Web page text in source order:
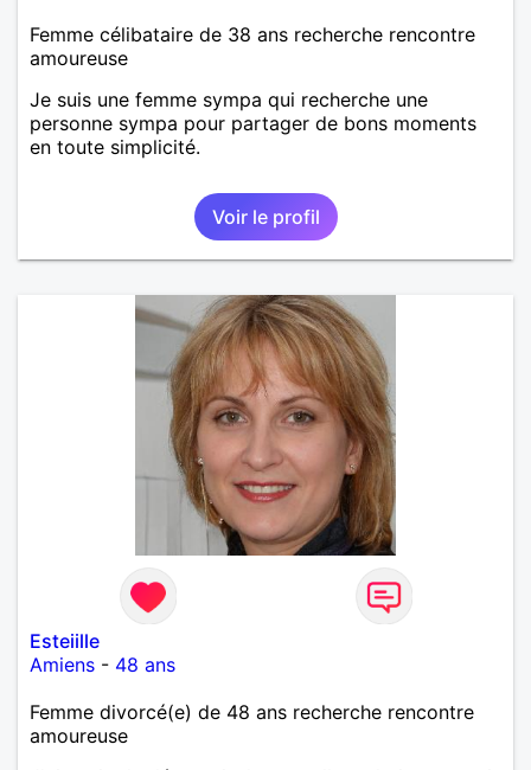
Femme célibataire de 38 ans recherche rencontre
amoureuse
Je suis une femme sympa qui recherche une
personne sympa pour partager de bons moments
en toute simplicité.
Voir le profil
Esteiille
Amiens - 48 ans
Femme divorcé(e) de 48 ans recherche rencontre
amoureuse